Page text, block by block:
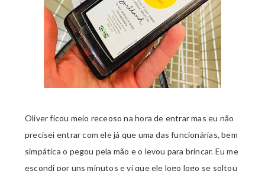
Oliver ficou meio receoso na hora de entrar mas eu não
precisei entrar com ele já que uma das funcionárias, bem
simpática o pegou pela mão e o levou para brincar. Eu me
escondi por uns minutos e vi que ele logo logo se soltou